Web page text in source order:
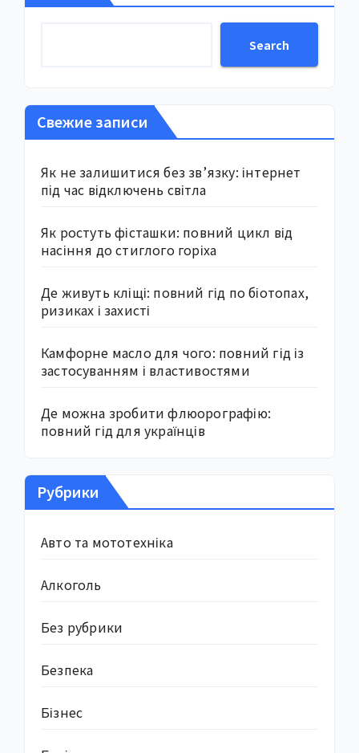
Search
Свежие записи
Як не залишитися без зв’язку: інтернет
під час відключень світла
Як ростуть фісташки: повний цикл від
насіння до стиглого горіха
Де живуть кліщі: повний гід по біотопах,
ризиках і захисті
Камфорне масло для чого: повний гід із
застосуванням і властивостями
Де можна зробити флюорографію:
повний гід для українців
Рубрики
Авто та мототехніка
Алкоголь
Без рубрики
Безпека
Бізнес